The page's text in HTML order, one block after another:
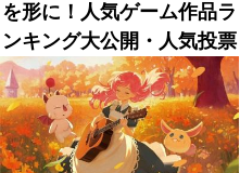
を形に！人気ゲーム作品ラ
ンキング大公開・人気投票